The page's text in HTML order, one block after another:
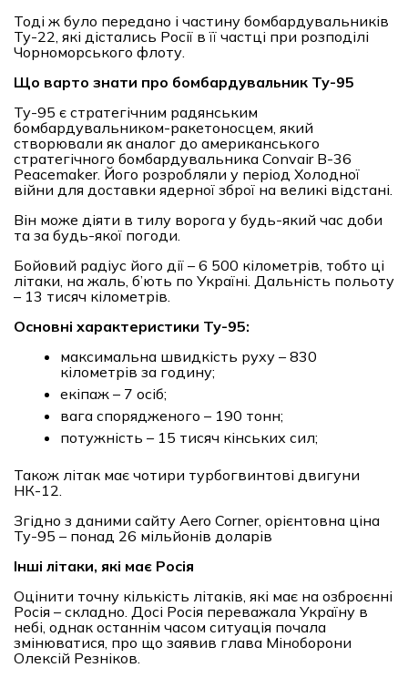
Тоді ж було передано і частину бомбардувальників
Ту-22, які дістались Росії в її частці при розподілі
Чорноморського флоту.
Що варто знати про бомбардувальник Ту-95
Ту-95 є стратегічним радянським
бомбардувальником-ракетоносцем, який
створювали як аналог до американського
стратегічного бомбардувальника Convair B-36
Peacemaker. Його розробляли у період Холодної
війни для доставки ядерної зброї на великі відстані.
Він може діяти в тилу ворога у будь-який час доби
та за будь-якої погоди.
Бойовий радіус його дії – 6 500 кілометрів, тобто ці
літаки, на жаль, б’ють по Україні. Дальність польоту
– 13 тисяч кілометрів.
Основні характеристики Ту-95:
максимальна швидкість руху – 830
кілометрів за годину;
екіпаж – 7 осіб;
вага спорядженого – 190 тонн;
потужність – 15 тисяч кінських сил;
Також літак має чотири турбогвинтові двигуни
НК-12.
Згідно з даними сайту Aero Corner, орієнтовна ціна
Ту-95 – понад 26 мільйонів доларів
Інші літаки, які має Росія
Оцінити точну кількість літаків, які має на озброєнні
Росія – складно. Досі Росія переважала Україну в
небі, однак останнім часом ситуація почала
змінюватися, про що заявив глава Міноборони
Олексій Резніков.